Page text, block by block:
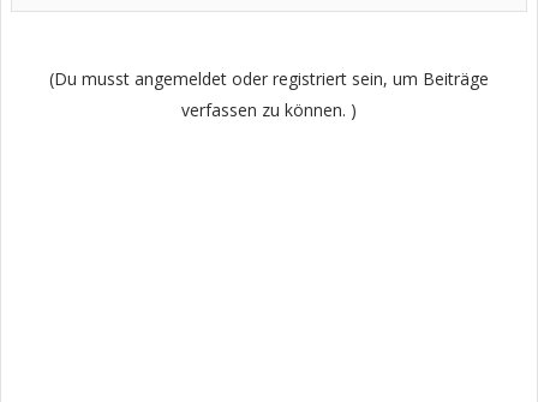
(Du musst angemeldet oder registriert sein, um Beiträge
verfassen zu können. )